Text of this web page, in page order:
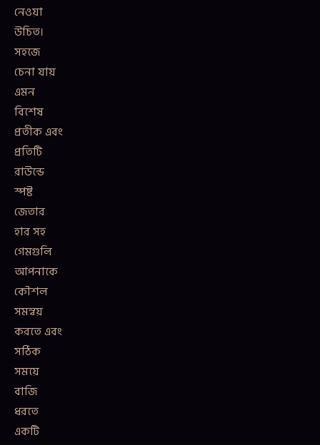
নেওয়া
উচিত।
সহজে
চেনা যায়
এমন
বিশেষ
প্রতীক এবং
প্রতিটি
রাউন্ডে
স্পষ্ট
জেতার
হার সহ
গেমগুলি
আপনাকে
কৌশল
সমন্বয়
করতে এবং
সঠিক
সময়ে
বাজি
ধরতে
একটি